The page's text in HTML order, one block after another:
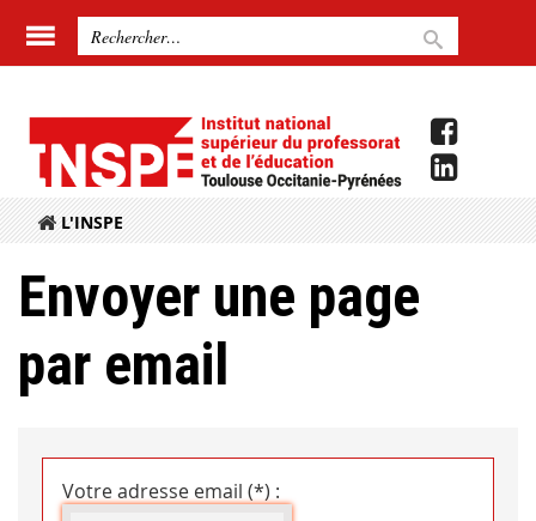
L'INSPE
Envoyer une page
par email
Votre adresse email (*) :